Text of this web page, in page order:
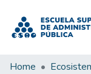
Home